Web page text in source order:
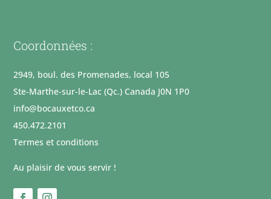
Coordonnées :
2949, boul. des Promenades, local 105
Ste-Marthe-sur-le-Lac (Qc.) Canada J0N 1P0
info@bocauxetco.ca
450.472.2101
Termes et conditions
Au plaisir de vous servir !